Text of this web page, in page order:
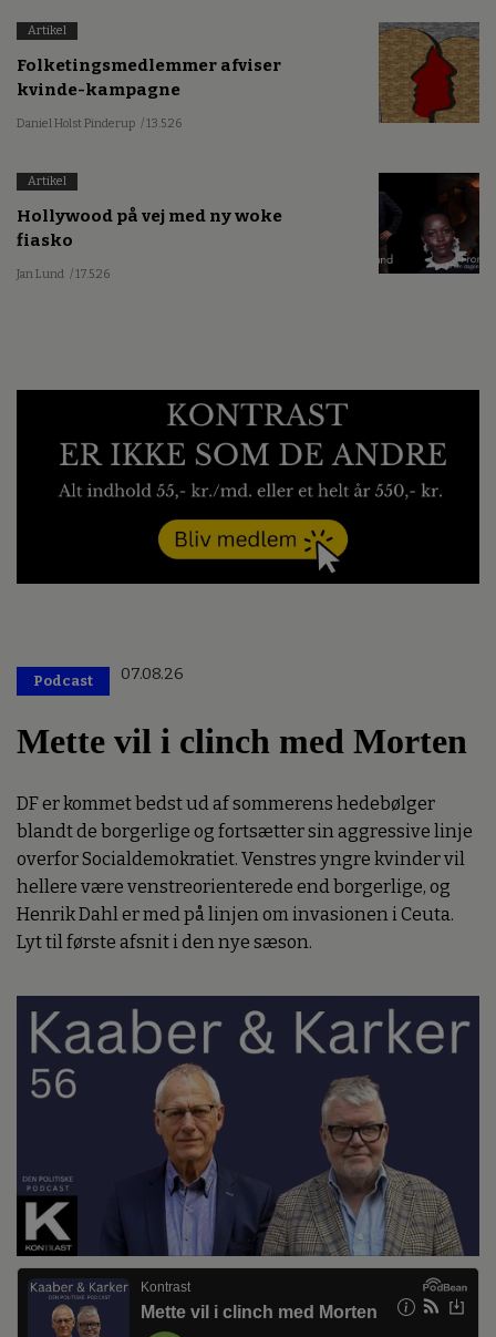
Artikel
Folketingsmedlemmer afviser
kvinde-kampagne
Daniel Holst Pinderup / 13.5.26
Artikel
Hollywood på vej med ny woke
fiasko
Jan Lund / 17.5.26
Podcast 07.08.26
Mette vil i clinch med Morten
DF er kommet bedst ud af sommerens hedebølger
blandt de borgerlige og fortsætter sin aggressive linje
overfor Socialdemokratiet. Venstres yngre kvinder vil
hellere være venstreorienterede end borgerlige, og
Henrik Dahl er med på linjen om invasionen i Ceuta.
Lyt til første afsnit i den nye sæson.